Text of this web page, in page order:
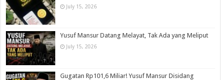
July 15, 2026
Yusuf Mansur Datang Melayat, Tak Ada yang Meliput
July 15, 2026
Gugatan Rp101,6 Miliar! Yusuf Mansur Disidang